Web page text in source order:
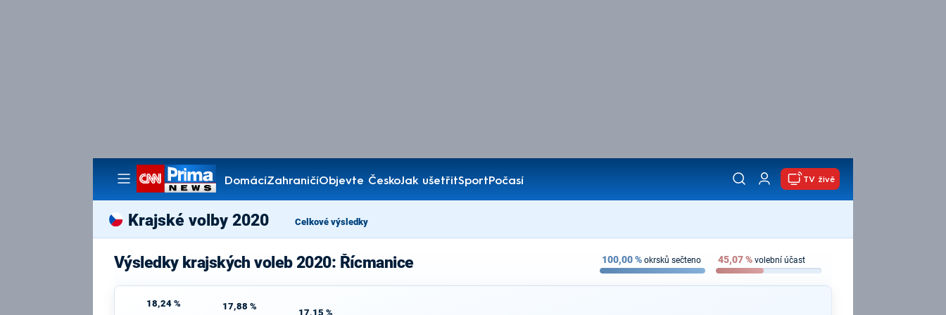
DomácíZahraničíObjevte ČeskoJak ušetřitSportPočasí
Pořady
TV živě
Krajské volby 2020 Celkové výsledky
Výsledky krajských voleb 2020: Řícmanice 100,00% okrsků sečteno 45,07% volební účast
18,24 % 17,88 %
17,15 %